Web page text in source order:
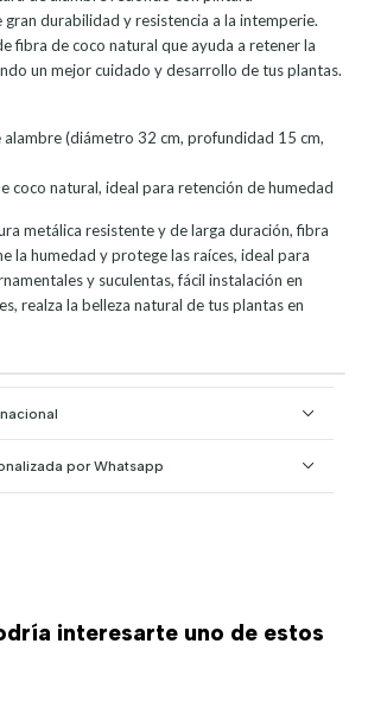
durabilidad y resistencia a la intemperie.
fibra de coco natural que ayuda a retener la
un mejor cuidado y desarrollo de tus plantas.
(diámetro 32 cm, profundidad 15 cm,
coco natural, ideal para retención de humedad
metálica resistente y de larga duración, fibra
la humedad y protege las raíces, ideal para
y suculentas, fácil instalación en
realza la belleza natural de tus plantas en
por Whatsapp
interesarte uno de estos